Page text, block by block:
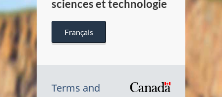
sciences et technologie
Français
Terms and